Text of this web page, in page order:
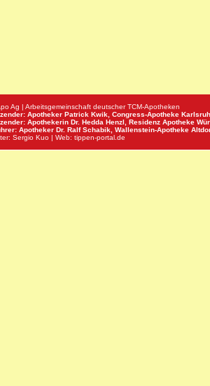
Ag | Arbeitsgemeinschaft deutscher TCM-Apotheken
Apotheker Patrick Kwik, Congress-Apotheke
Apothekerin Dr. Hedda Henzl, Residenz Apotheke
Apotheker Dr. Ralf Schabik, Wallenstein-Apotheke
Sergio Kuo | Web: tippen-portal.de